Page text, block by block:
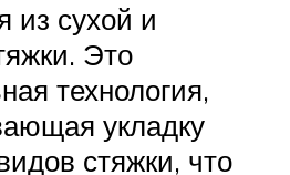
из сухой и
Это
технология,
укладку
стяжки, что